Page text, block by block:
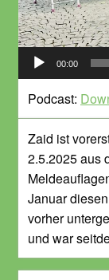
Audio-
Player
00:00
Podcast:
Zaid ist
2.5.2025 aus
Januar
vorher
und war